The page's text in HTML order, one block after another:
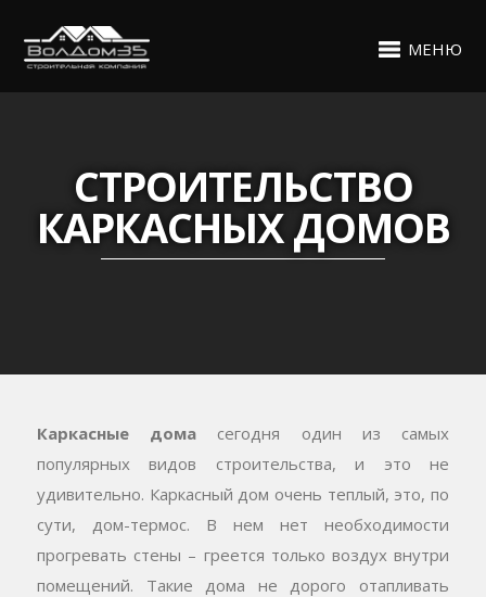
МЕНЮ
СТРОИТЕЛЬСТВО
КАРКАСНЫХ ДОМОВ
Каркасные дома сегодня один из самых
популярных видов строительства, и это не
удивительно. Каркасный дом очень теплый, это, по
сути, дом-термос. В нем нет необходимости
прогревать стены – греется только воздух внутри
помещений. Такие дома не дорого отапливать